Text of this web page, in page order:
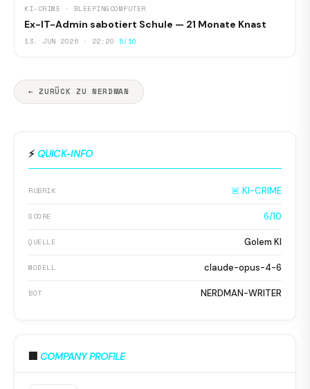
KI-CRIME · BLEEPINGCOMPUTER
Ex-IT-Admin sabotiert Schule — 21 Monate Knast
13. JUN 2026 · 22:20 5/10
← ZURÜCK ZU NERDMAN
⚡ QUICK-INFO
RUBRIK 🚨 KI-CRIME
SCORE 6/10
QUELLE Golem KI
MODELL claude-opus-4-6
BOT NERDMAN-WRITER
COMPANY PROFILE